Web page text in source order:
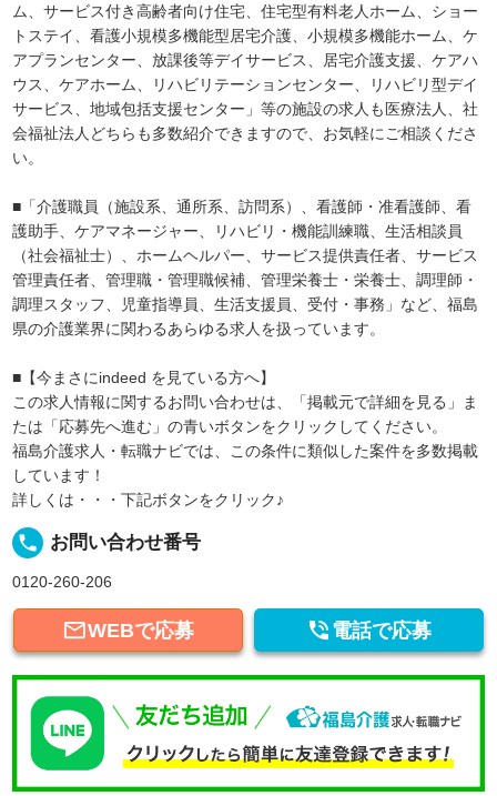
ム、サービス付き高齢者向け住宅、住宅型有料老人ホーム、ショー
トステイ、看護小規模多機能型居宅介護、小規模多機能ホーム、ケ
アプランセンター、放課後等デイサービス、居宅介護支援、ケアハ
ウス、ケアホーム、リハビリテーションセンター、リハビリ型デイ
サービス、地域包括支援センター」等の施設の求人も医療法人、社
会福祉法人どちらも多数紹介できますので、お気軽にご相談くださ
い。
■「介護職員（施設系、通所系、訪問系）、看護師・准看護師、看
護助手、ケアマネージャー、リハビリ・機能訓練職、生活相談員
（社会福祉士）、ホームヘルパー、サービス提供責任者、サービス
管理責任者、管理職・管理職候補、管理栄養士・栄養士、調理師・
調理スタッフ、児童指導員、生活支援員、受付・事務」など、福島
県の介護業界に関わるあらゆる求人を扱っています。
■【今まさにindeed を見ている方へ】
この求人情報に関するお問い合わせは、「掲載元で詳細を見る」ま
たは「応募先へ進む」の青いボタンをクリックしてください。
福島介護求人・転職ナビでは、この条件に類似した案件を多数掲載
しています！
詳しくは・・・下記ボタンをクリック♪
local_phone お問い合わせ番号
0120-260-206
WEBで応募  電話で応募